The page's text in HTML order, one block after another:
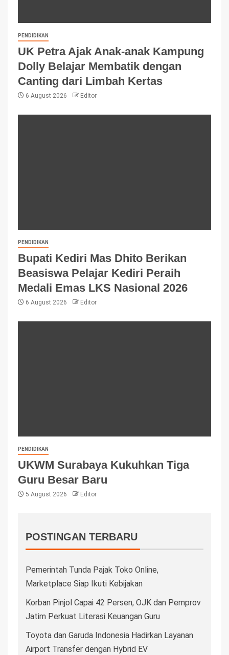
PENDIDIKAN
UK Petra Ajak Anak-anak Kampung
Dolly Belajar Membatik dengan
Canting dari Limbah Kertas
6 August 2026 Editor
PENDIDIKAN
Bupati Kediri Mas Dhito Berikan
Beasiswa Pelajar Kediri Peraih
Medali Emas LKS Nasional 2026
6 August 2026 Editor
PENDIDIKAN
UKWM Surabaya Kukuhkan Tiga
Guru Besar Baru
5 August 2026 Editor
POSTINGAN TERBARU
Pemerintah Tunda Pajak Toko Online,
Marketplace Siap Ikuti Kebijakan
Korban Pinjol Capai 42 Persen, OJK dan Pemprov
Jatim Perkuat Literasi Keuangan Guru
Toyota dan Garuda Indonesia Hadirkan Layanan
Airport Transfer dengan Hybrid EV